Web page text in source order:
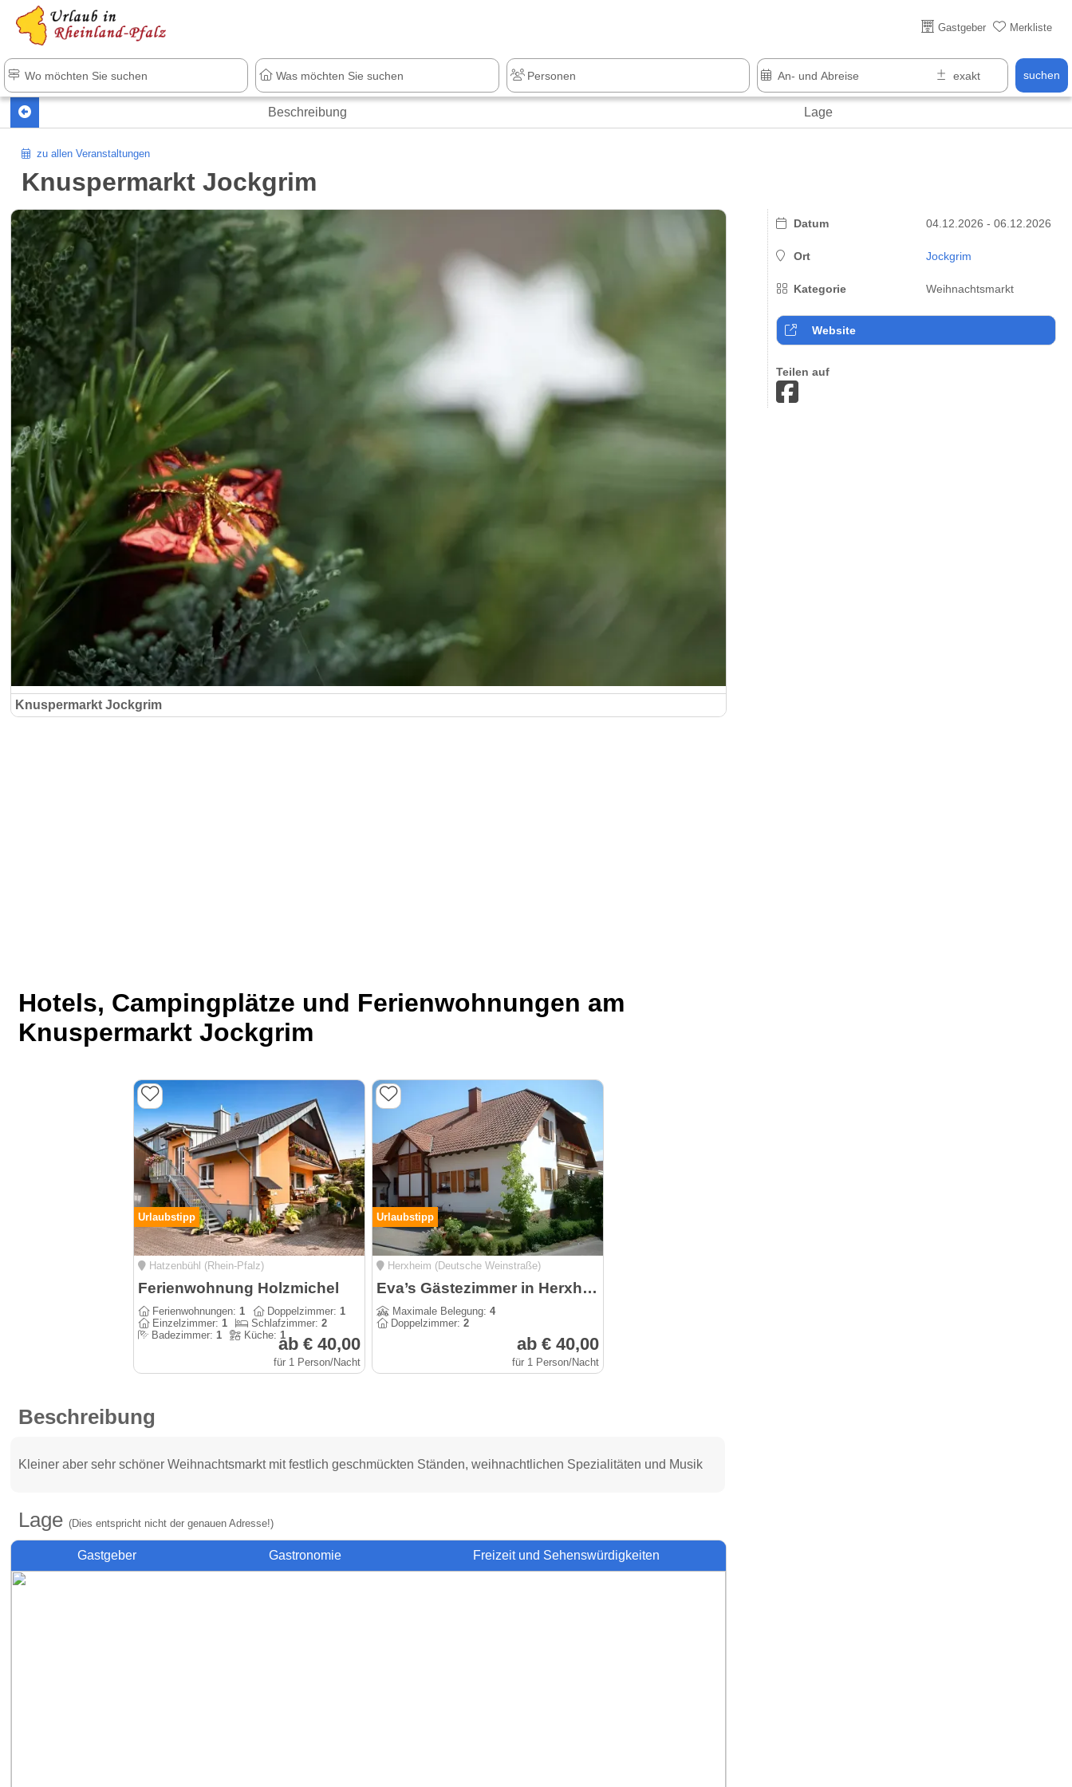
Gastgeber Merkliste
suchen
Über 25 Jahre online
Beschreibung Lage
zu allen Veranstaltungen
Knuspermarkt Jockgrim
Knuspermarkt Jockgrim
Datum 04.12.2026 - 06.12.2026
Ort Jockgrim
Kategorie Weihnachtsmarkt
Website
Teilen auf
Hotels, Campingplätze und Ferienwohnungen am
Knuspermarkt Jockgrim
Urlaubstipp
Hatzenbühl (Rhein-Pfalz)
Ferienwohnung Holzmichel
Ferienwohnungen:1 Doppelzimmer:1
Einzelzimmer:1 Schlafzimmer:2
Badezimmer:1 Küche:1
ab € 40,00
für 1 Person/Nacht
Urlaubstipp
Herxheim (Deutsche Weinstraße)
Eva’s Gästezimmer in Herxheim
Maximale Belegung:4
Doppelzimmer:2
ab € 40,00
für 1 Person/Nacht
Beschreibung
Kleiner aber sehr schöner Weihnachtsmarkt mit festlich geschmückten Ständen, weihnachtlichen Spezialitäten und Musik
Lage(Dies entspricht nicht der genauen Adresse!)
Gastgeber Gastronomie Freizeit und Sehenswürdigkeiten